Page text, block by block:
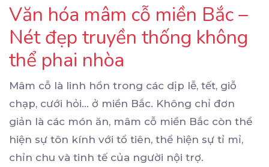
Văn hóa mâm cỗ miền Bắc –
Nét đẹp truyền thống không
thể phai nhòa
Mâm cỗ là linh hồn trong các dịp lễ, tết, giỗ
chạp, cưới hỏi… ở miền Bắc. Không chỉ đơn
giản là các món ăn, mâm cỗ miền Bắc còn thể
hiện sự tôn kính với tổ tiên, thể hiện sự tỉ mỉ,
chỉn chu và tinh tế của người nội trợ.